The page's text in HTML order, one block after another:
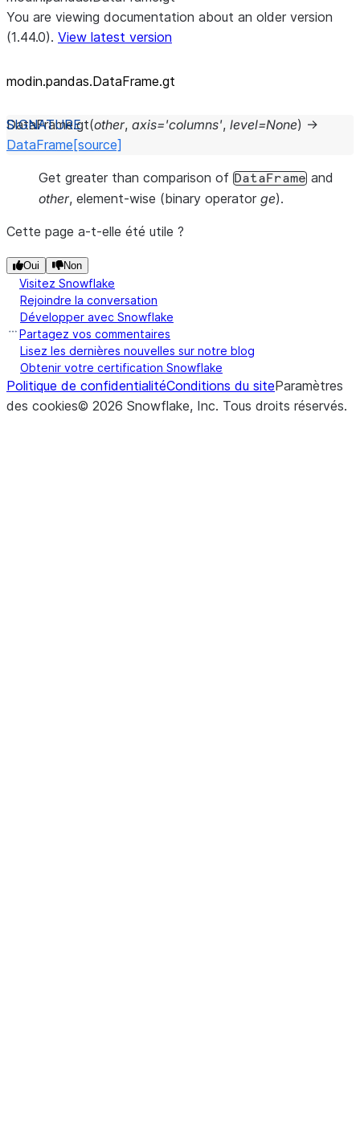
You are viewing documentation about an older version
(1.44.0). View latest version
modin.pandas.DataFrame.gt
DataFrame.gt(other, axis='columns', level=None) →
DataFrame [source]
Get greater than comparison of DataFrame and
other, element-wise (binary operator ge).
Cette page a-t-elle été utile ?
Oui Non
Visitez Snowflake
Rejoindre la conversation
Développer avec Snowflake
Partagez vos commentaires
Lisez les dernières nouvelles sur notre blog
Obtenir votre certification Snowflake
Politique de confidentialitéConditions du siteParamètres
des cookies© 2026 Snowflake, Inc. Tous droits réservés.